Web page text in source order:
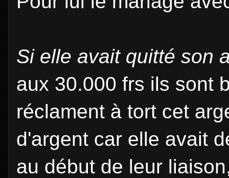
Si elle avait quitté son
aux 30.000 frs ils sont
réclament à tort cet
d'argent car elle avait
au début de leur